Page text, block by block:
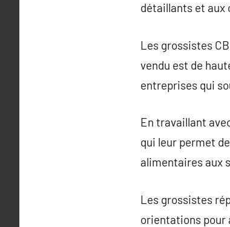
détaillants et aux
Les grossistes
vendu est de
entreprises qui
En travaillant
qui leur permet
alimentaires aux
Les grossistes
orientations pour